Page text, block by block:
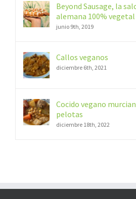
Beyond Sausage, la
alemana 100%
junio 9th, 2019
Callos veganos
diciembre 6th, 2021
Cocido vegano
pelotas
diciembre 18th, 2022